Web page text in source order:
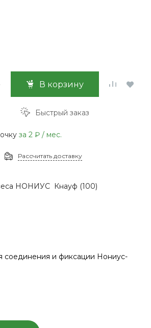
В корзину
Быстрый заказ
за 2 ₽ / мес.
Рассчитать доставку
НОНИУС Кнауф (100)
соединения и фиксации Нониус-